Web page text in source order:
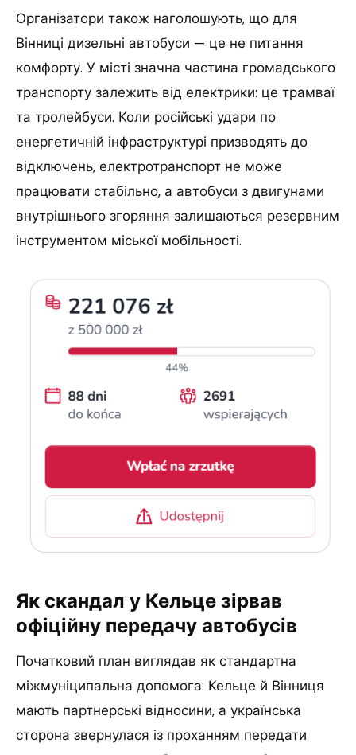
Організатори також наголошують, що для
Вінниці дизельні автобуси — це не питання
комфорту. У місті значна частина громадського
транспорту залежить від електрики: це трамваї
та тролейбуси. Коли російські удари по
енергетичній інфраструктурі призводять до
відключень, електротранспорт не може
працювати стабільно, а автобуси з двигунами
внутрішнього згоряння залишаються резервним
інструментом міської мобільності.
Як скандал у Кельце зірвав
офіційну передачу автобусів
Початковий план виглядав як стандартна
міжмуніципальна допомога: Кельце й Вінниця
мають партнерські відносини, а українська
сторона звернулася із проханням передати